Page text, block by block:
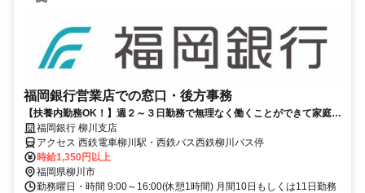
福岡銀行営業店での窓口・後方事務
【扶養内勤務OK！】週２～３日勤務で無理なく働くことができて家庭と
の両立が可能♪
福岡銀行 柳川支店
アクセス 西鉄電車柳川駅・西鉄バス西鉄柳川バス停
時給1,350円以上
福岡県柳川市
勤務曜日・時間 9:00～16:00(休憩1時間) 月間10日もしくは11日勤務